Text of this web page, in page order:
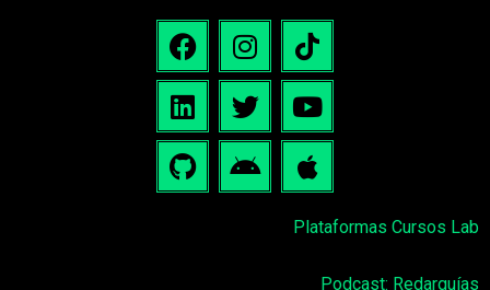
Plataformas Cursos Lab
Podcast: Redarquías